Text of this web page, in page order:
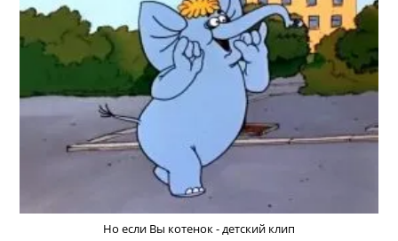
Но если Вы котенок - детский клип